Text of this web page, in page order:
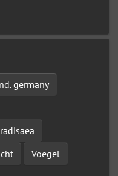
germany
Voegel